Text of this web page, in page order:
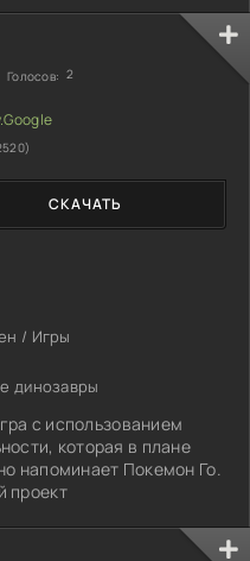
/ Игры
динозавры
с использованием
которая в плане
напоминает Покемон Го.
проект
СКАЧАТЬ
Голосов: 2